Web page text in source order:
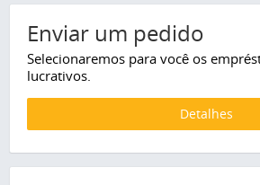
Enviar um pedido
Selecionaremos para você os
lucrativos.
Detalhes